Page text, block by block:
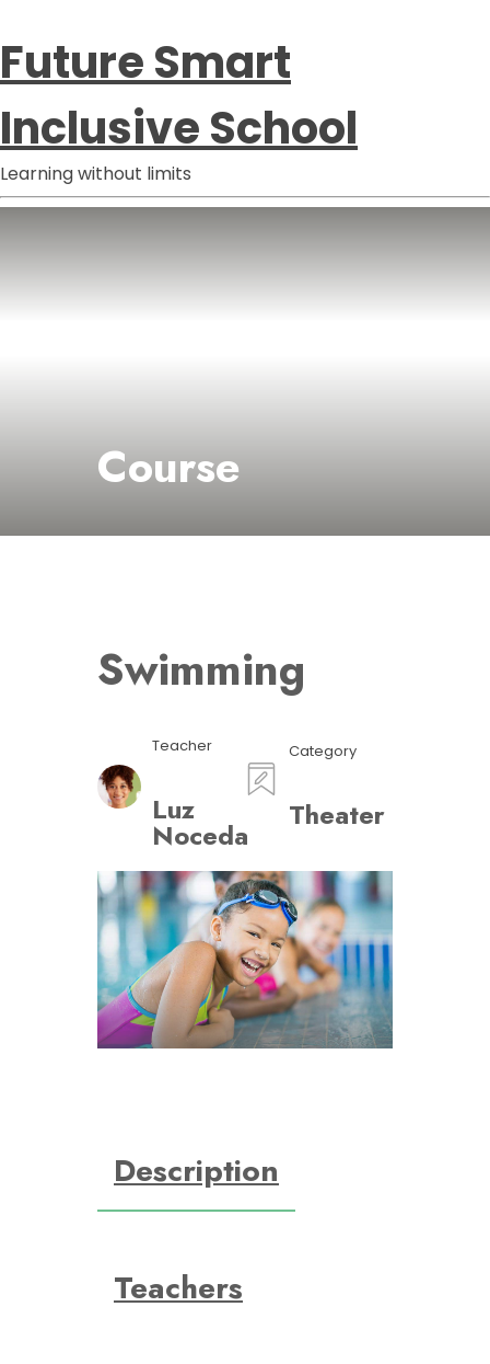
Future Smart
Inclusive School
Learning without limits
Course
Swimming
Teacher
Luz
Noceda
Category
Theater
Description
Teachers